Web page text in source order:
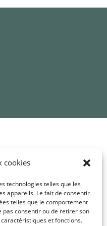
cookies
technologies telles que les
appareils. Le fait de consentir
telles que le comportement
pas consentir ou de retirer son
et fonctions.